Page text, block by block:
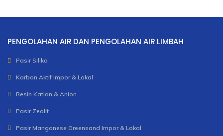
PENGOLAHAN AIR DAN PENGOLAHAN AIR LIMBAH
Pasir Silika
Karbon Aktif Impor & Lokal
Resin Kation & Anion
Pasir Zeolit
Pasir Manganese Greensand Impor & Lokal